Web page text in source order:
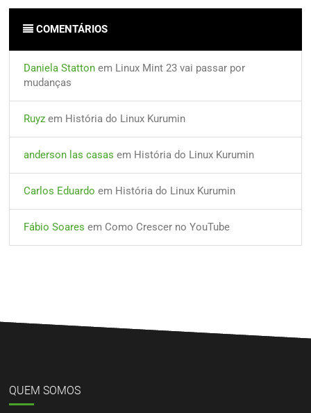
COMENTÁRIOS
Daniela Statton em Linux Mint 23 vai passar por
mudanças
Ruyz em História do Linux Kurumin
anderson las casas em História do Linux Kurumin
Carlos Eduardo em História do Linux Kurumin
Fábio Soares em Como Crescer no YouTube
QUEM SOMOS